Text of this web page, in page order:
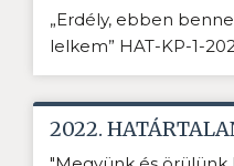
„Erdély, ebben
lelkem” HAT-KP-1-
2022.